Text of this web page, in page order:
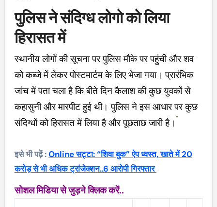
पुलिस ने संदिग्ध लोगो को लिया
हिरासत में
स्थानीय लोगों की सूचना पर पुलिस मौके पर पहुंची और शव
को कब्जे में लेकर पोस्टमार्टम के लिए भेजा गया। प्रारंभिक
जांच में पता चला है कि बीते दिन कैलाश की कुछ युवकों से
कहासुनी और मारपीट हुई थी। पुलिस ने इस आधार पर कुछ
संदिग्धों को हिरासत में लिया है और पूछताछ जारी है।
इसे भी पढ़ें :Online सट्टा: “शिवा बुक” ऐप ध्वस्त, खाते में 20
करोड़ से भी अधिक ट्रांजेक्शन..6 आरोपी गिरफ्तार
सोशल मिडिया से जुड़ने क्लिक करें..